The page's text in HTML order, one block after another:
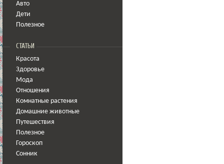
Авто
Дети
Полезное
СТАТЬИ
Красота
Здоровье
Мода
Отношения
Комнатные растения
Домашние животные
Путешествия
Полезное
Гороскоп
Сонник